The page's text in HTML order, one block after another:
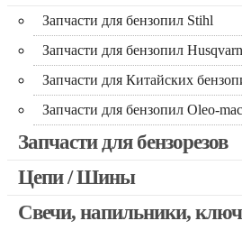
Запчасти для бензопил Stihl
Запчасти для бензопил
Запчасти для Китайских
Запчасти для бензопил Oleo-
Запчасти для бензорезов
Цепи / Шины
Свечи, напильники,